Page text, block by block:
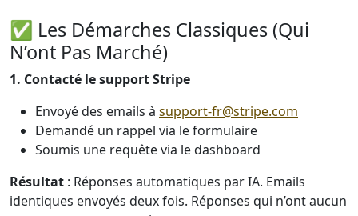
✅ Les Démarches Classiques (Qui
N’ont Pas Marché)
1. Contacté le support Stripe
Envoyé des emails à support-fr@stripe.com
Demandé un rappel via le formulaire
Soumis une requête via le dashboard
Résultat : Réponses automatiques par IA. Emails
identiques envoyés deux fois. Réponses qui n’ont aucun